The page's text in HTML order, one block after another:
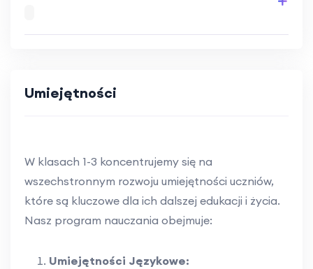
Umiejętności
W klasach 1-3 koncentrujemy się na
wszechstronnym rozwoju umiejętności uczniów,
które są kluczowe dla ich dalszej edukacji i życia.
Nasz program nauczania obejmuje:
Umiejętności Językowe: